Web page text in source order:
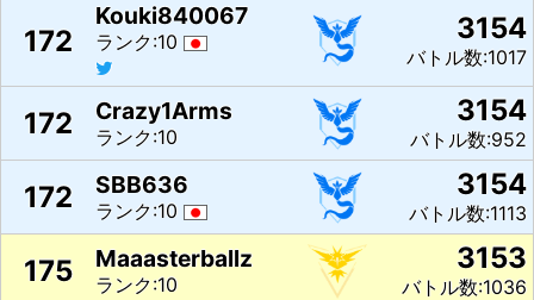
172
Kouki840067
ランク:10 3154
バトル数:1017
172 Crazy1Arms
ランク:10
3154
バトル数:952
172 SBB636
ランク:10
3154
バトル数:1113
175 Maaasterballz
ランク:10
3153
バトル数:1036